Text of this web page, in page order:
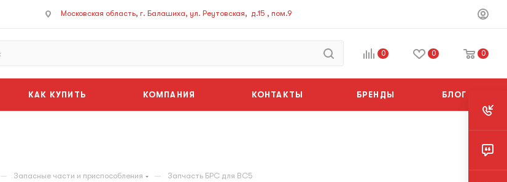
Московская область, г. Балашиха, ул. Реутовская, д.15 , пом.9
0 0 0
КАК КУПИТЬ КОМПАНИЯ КОНТАКТЫ БРЕНДЫ БЛОГ
— Запасные части и приспособления — Запчасть БРС для BC5